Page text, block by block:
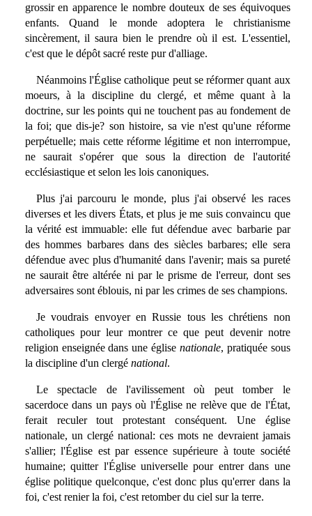
grossir en apparence le nombre douteux de ses équivoques
enfants. Quand le monde adoptera le christianisme
sincèrement, il saura bien le prendre où il est. L'essentiel,
c'est que le dépôt sacré reste pur d'alliage.
Néanmoins l'Église catholique peut se réformer quant aux
moeurs, à la discipline du clergé, et même quant à la
doctrine, sur les points qui ne touchent pas au fondement de
la foi; que dis-je? son histoire, sa vie n'est qu'une réforme
perpétuelle; mais cette réforme légitime et non interrompue,
ne saurait s'opérer que sous la direction de l'autorité
ecclésiastique et selon les lois canoniques.
Plus j'ai parcouru le monde, plus j'ai observé les races
diverses et les divers États, et plus je me suis convaincu que
la vérité est immuable: elle fut défendue avec barbarie par
des hommes barbares dans des siècles barbares; elle sera
défendue avec plus d'humanité dans l'avenir; mais sa pureté
ne saurait être altérée ni par le prisme de l'erreur, dont ses
adversaires sont éblouis, ni par les crimes de ses champions.
Je voudrais envoyer en Russie tous les chrétiens non
catholiques pour leur montrer ce que peut devenir notre
religion enseignée dans une église nationale, pratiquée sous
la discipline d'un clergé national.
Le spectacle de l'avilissement où peut tomber le
sacerdoce dans un pays où l'Église ne relève que de l'État,
ferait reculer tout protestant conséquent. Une église
nationale, un clergé national: ces mots ne devraient jamais
s'allier; l'Église est par essence supérieure à toute société
humaine; quitter l'Église universelle pour entrer dans une
église politique quelconque, c'est donc plus qu'errer dans la
foi, c'est renier la foi, c'est retomber du ciel sur la terre.